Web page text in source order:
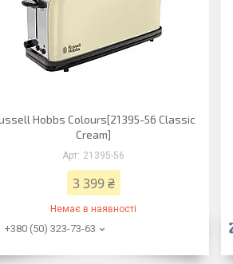
Hobbs Colours[21395-56 Classic
Cream]
21395-56
3 399 ₴
Немає в наявності
+380 (50) 323-73-63